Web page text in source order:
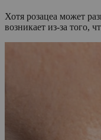
Хотя розацеа может
возникает из-за того,